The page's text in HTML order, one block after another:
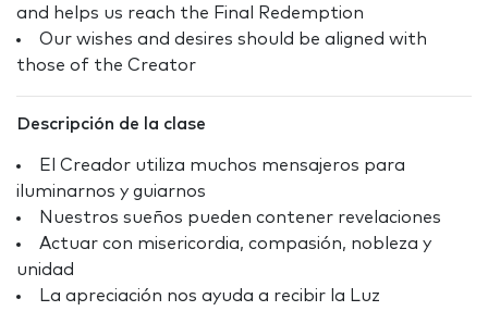
and helps us reach the Final Redemption
Our wishes and desires should be aligned with
those of the Creator
Descripción de la clase
El Creador utiliza muchos mensajeros para
iluminarnos y guiarnos
Nuestros sueños pueden contener revelaciones
Actuar con misericordia, compasión, nobleza y
unidad
La apreciación nos ayuda a recibir la Luz